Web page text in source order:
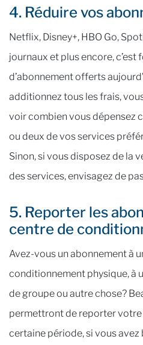
4. Réduire vos
Netflix, Disney+, HBO Go,
journaux et plus encore, c’est
d’abonnement offerts
additionnez tous les frais,
voir combien vous dépensez
ou deux de vos services
Sinon, si vous disposez de la
des services, envisagez de
5. Reporter les
centre de
Avez-vous un abonnement à
conditionnement physique, à
de groupe ou autre chose?
permettront de reporter
certaine période, si vous avez